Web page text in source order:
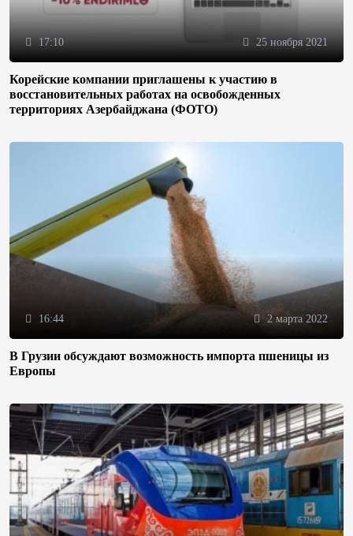
17:10 25 ноября 2021
Корейские компании приглашены к участию в
восстановительных работах на освобожденных
территориях Азербайджана (ФОТО)
16:44 2 марта 2022
В Грузии обсуждают возможность импорта пшеницы из
Европы